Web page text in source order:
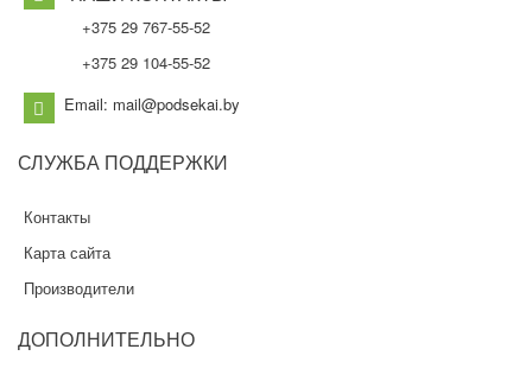
+375 29 767-55-52
+375 29 104-55-52
Email: mail@podsekai.by
СЛУЖБА ПОДДЕРЖКИ
Контакты
Карта сайта
Производители
ДОПОЛНИТЕЛЬНО